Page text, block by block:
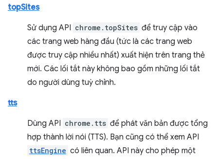
topSites
Sử dụng API chrome.topSites để truy cập vào
các trang web hàng đầu (tức là các trang web
được truy cập nhiều nhất) xuất hiện trên trang thẻ
mới. Các lối tắt này không bao gồm những lối tắt
do người dùng tuỳ chỉnh.
tts
Dùng API chrome.tts để phát văn bản được tổng
hợp thành lời nói (TTS). Bạn cũng có thể xem API
ttsEngine có liên quan. API này cho phép một